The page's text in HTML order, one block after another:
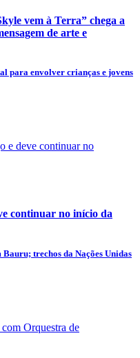
vem à Terra” chega a
de arte e
para envolver crianças e jovens
continuar no início da
trechos da Nações Unidas